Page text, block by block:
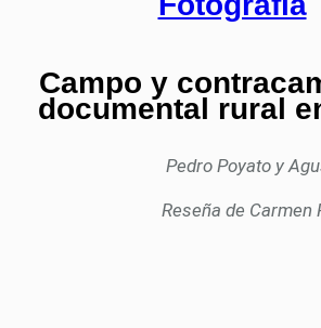
Campo y
documental rural
Pedro Poyato y
Reseña de Carmen